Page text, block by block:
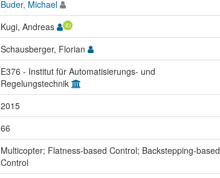
Buder, Michael
Kugi, Andreas
Schausberger, Florian
E376 - Institut für Automatisierungs- und
Regelungstechnik
2015
66
Multicopter; Flatness-based Control; Backstepping-based
Control